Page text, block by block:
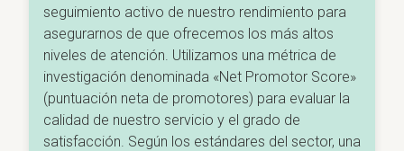
seguimiento activo de nuestro rendimiento para
asegurarnos de que ofrecemos los más altos
niveles de atención. Utilizamos una métrica de
investigación denominada «Net Promotor Score»
(puntuación neta de promotores) para evaluar la
calidad de nuestro servicio y el grado de
satisfacción. Según los estándares del sector, una